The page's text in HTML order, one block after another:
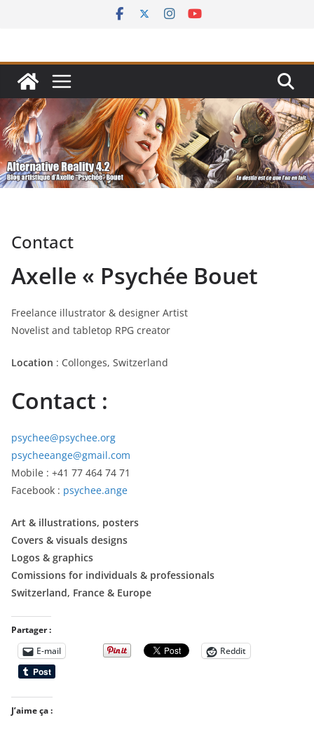
Contact
Axelle « Psychée Bouet
Freelance illustrator & designer Artist
Novelist and tabletop RPG creator
Location : Collonges, Switzerland
Contact :
psychee@psychee.org
psycheeange@gmail.com
Mobile : +41 77 464 74 71
Facebook : psychee.ange
Art & illustrations, posters
Covers & visuals designs
Logos & graphics
Comissions for individuals & professionals
Switzerland, France & Europe
Partager :
E-mail
Reddit
J’aime ça :